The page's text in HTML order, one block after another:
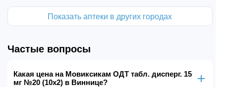
Показать аптеки в других городах
Частые вопросы
Какая цена на Мовиксикам ОДТ табл. дисперг. 15
мг №20 (10х2) в Виннице?